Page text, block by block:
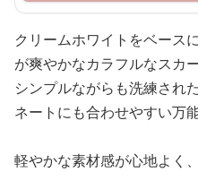
クリームホワイトをベース
が爽やかなカラフルなスカー
シンプルながらも洗練され
ネートにも合わせやすい万
軽やかな素材感が心地よく